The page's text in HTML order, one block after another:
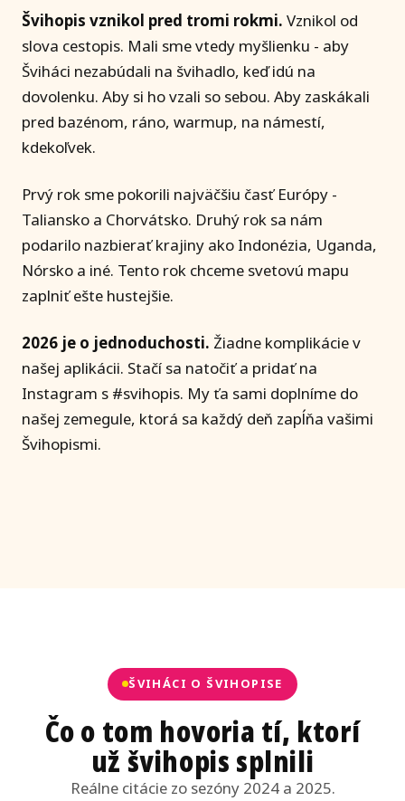
Švihopis vznikol pred tromi rokmi. Vznikol od
slova cestopis. Mali sme vtedy myšlienku - aby
Šviháci nezabúdali na švihadlo, keď idú na
dovolenku. Aby si ho vzali so sebou. Aby zaskákali
pred bazénom, ráno, warmup, na námestí,
kdekoľvek.
Prvý rok sme pokorili najväčšiu časť Európy -
Taliansko a Chorvátsko. Druhý rok sa nám
podarilo nazbierať krajiny ako Indonézia, Uganda,
Nórsko a iné. Tento rok chceme svetovú mapu
zaplniť ešte hustejšie.
2026 je o jednoduchosti. Žiadne komplikácie v
našej aplikácii. Stačí sa natočiť a pridať na
Instagram s #svihopis. My ťa sami doplníme do
našej zemegule, ktorá sa každý deň zapĺňa vašimi
Švihopismi.
ŠVIHÁCI O ŠVIHOPISE
Čo o tom hovoria tí, ktorí
už švihopis splnili
Reálne citácie zo sezóny 2024 a 2025.